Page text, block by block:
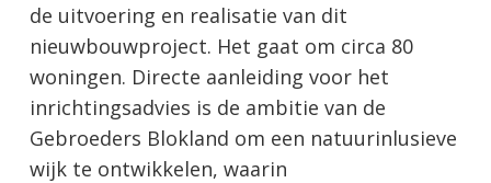
de uitvoering en realisatie van dit
nieuwbouwproject. Het gaat om circa 80
woningen. Directe aanleiding voor het
inrichtingsadvies is de ambitie van de
Gebroeders Blokland om een natuurinlusieve
wijk te ontwikkelen, waarin